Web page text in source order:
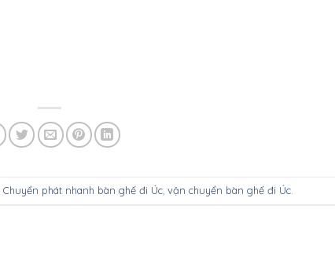
Chuyển phát nhanh bàn ghế đi Úc, vận chuyển bàn ghế đi Úc.